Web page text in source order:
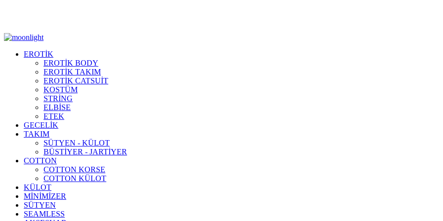
EROTİK
EROTİK BODY
EROTİK TAKIM
EROTİK CATSUİT
KOSTÜM
STRİNG
ELBİSE
ETEK
GECELİK
TAKIM
SÜTYEN - KÜLOT
BÜSTİYER - JARTİYER
COTTON
COTTON KORSE
COTTON KÜLOT
KÜLOT
MİNİMİZER
SÜTYEN
SEAMLESS